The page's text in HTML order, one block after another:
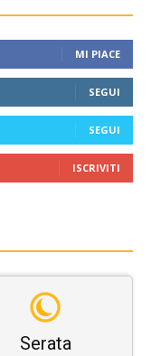
MI PIACE
SEGUI
SEGUI
ISCRIVITI
Serata